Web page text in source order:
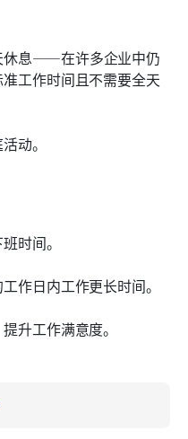
息——在许多企业中仍
工作时间且不需要全天
动。
时间。
作日内工作更长时间。
升工作满意度。